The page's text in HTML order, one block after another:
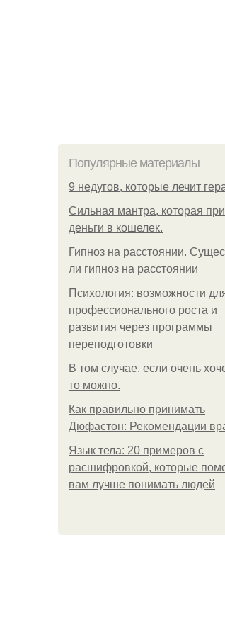
Популярные материалы
9 недугов, которые лечит
Сильная мантра, которая
деньги в кошелек.
Гипноз на расстоянии.
ли гипноз на расстоянии
Психология: возможности
профессионального роста и
развития через программы
переподготовки
В том случае, если очень
то можно.
Как правильно принимать
Дюфастон: Рекомендации
Язык тела: 20 примеров с
расшифровкой, которые
вам лучше понимать людей